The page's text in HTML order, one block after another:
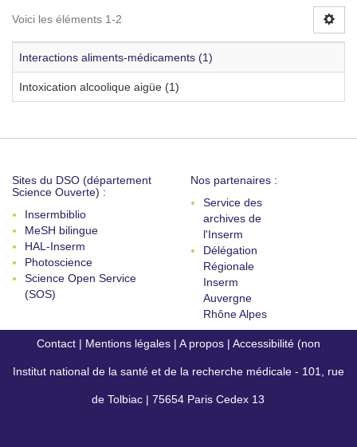
Voici les éléments 1-2
Interactions aliments-médicaments (1)
Intoxication alcoolique aigüe (1)
Sites du DSO (département
Science Ouverte) :
Insermbiblio
MeSH bilingue
HAL-Inserm
Photoscience
Science Open Service
(SOS)
Nos partenaires :
Service des
archives de
l'Inserm
Délégation
Régionale
Inserm
Auvergne
Rhône Alpes
Contact | Mentions légales | A propos | Accessibilité (non
conforme)
Institut national de la santé et de la recherche médicale - 101, rue
de Tolbiac | 75654 Paris Cedex 13